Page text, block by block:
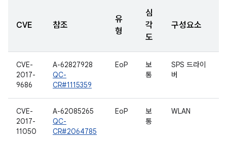
CVE 참조
유
형
심
각
도
구성요소
CVE-
2017-
9686
A-62827928
QC-
CR#1115359
EoP
보
통
SPS 드라이
버
CVE-
2017-
11050
A-62085265
QC-
CR#2064785
EoP
보
통
WLAN